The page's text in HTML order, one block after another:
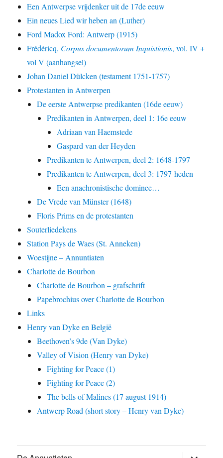
Een Antwerpse vrijdenker uit de 17de eeuw
Ein neues Lied wir heben an (Luther)
Ford Madox Ford: Antwerp (1915)
Frédéricq, Corpus documentorum Inquistionis, vol. IV +
vol V (aanhangsel)
Johan Daniel Dülcken (testament 1751-1757)
Protestanten in Antwerpen
De eerste Antwerpse predikanten (16de eeuw)
Predikanten in Antwerpen, deel 1: 16e eeuw
Adriaan van Haemstede
Gaspard van der Heyden
Predikanten te Antwerpen, deel 2: 1648-1797
Predikanten te Antwerpen, deel 3: 1797-heden
Een anachronistische dominee…
De Vrede van Münster (1648)
Floris Prims en de protestanten
Souterliedekens
Station Pays de Waes (St. Anneken)
Woestijne – Annuntiaten
Charlotte de Bourbon
Charlotte de Bourbon – grafschrift
Papebrochius over Charlotte de Bourbon
Links
Henry van Dyke en België
Beethoven’s 9de (Van Dyke)
Valley of Vision (Henry van Dyke)
Fighting for Peace (1)
Fighting for Peace (2)
The bells of Malines (17 august 1914)
Antwerp Road (short story – Henry van Dyke)
expand